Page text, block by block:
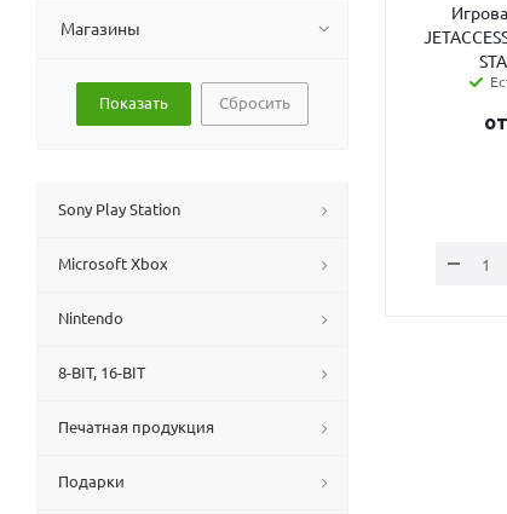
от
Магазины
Сбросить
Sony Play Station
Microsoft Xbox
Nintendo
8-BIT, 16-BIT
Печатная продукция
Подарки